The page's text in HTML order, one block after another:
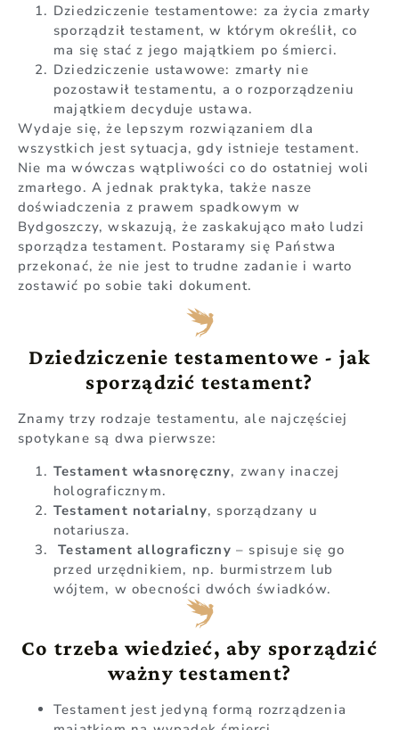
Dziedziczenie testamentowe: za życia zmarły
sporządził testament, w którym określił, co
ma się stać z jego majątkiem po śmierci.
Dziedziczenie ustawowe: zmarły nie
pozostawił testamentu, a o rozporządzeniu
majątkiem decyduje ustawa.
Wydaje się, że lepszym rozwiązaniem dla
wszystkich jest sytuacja, gdy istnieje testament.
Nie ma wówczas wątpliwości co do ostatniej woli
zmarłego. A jednak praktyka, także nasze
doświadczenia z prawem spadkowym w
Bydgoszczy, wskazują, że zaskakująco mało ludzi
sporządza testament. Postaramy się Państwa
przekonać, że nie jest to trudne zadanie i warto
zostawić po sobie taki dokument.
Dziedziczenie testamentowe - jak
sporządzić testament?
Znamy trzy rodzaje testamentu, ale najczęściej
spotykane są dwa pierwsze:
Testament własnoręczny, zwany inaczej
holograficznym.
Testament notarialny, sporządzany u
notariusza.
Testament allograficzny – spisuje się go
przed urzędnikiem, np. burmistrzem lub
wójtem, w obecności dwóch świadków.
Co trzeba wiedzieć, aby sporządzić
ważny testament?
Testament jest jedyną formą rozrządzenia